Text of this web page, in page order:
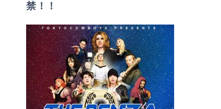
禁！！